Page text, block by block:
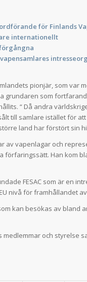
för Finlands
internationellt
pionjär, som var
grundaren som
“ Då andra
till samlare istället för
land har förstört sin
av vapenlagar och
Han kom
FESAC som är en
nivå för framhållandet
kan besökas av
medlemmar och styrelse